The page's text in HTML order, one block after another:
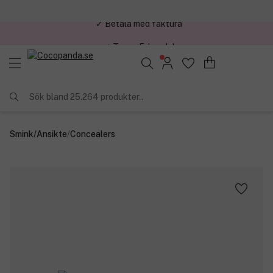
Sök bland 25.264 produkter..
Smink/Ansikte/Concealers